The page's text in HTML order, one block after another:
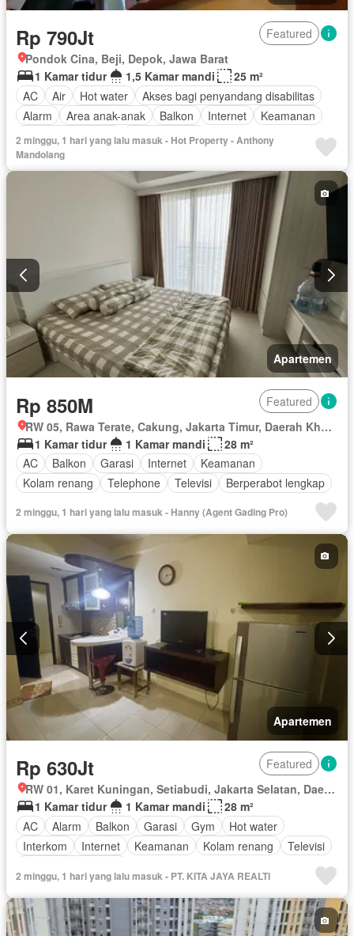
Rp 790Jt
Featured
Pondok Cina, Beji, Depok, Jawa Barat
1 Kamar tidur
1,5 Kamar mandi
25 m²
AC
Air Hot water
Akses bagi penyandang disabilitas
Alarm
Area anak-anak Balkon Internet
Keamanan
Keamanan 24 jam
Kolam renang
Lemari pakaian bawaan
Secure parking
Pemanasan
Pemandangan panorama
Taman
Telephone Televisi Garasi
Wifi
2 minggu, 1 hari yang lalu masuk - Hot Property - Anthony
Mandolang
Apartemen
Rp 850M
Featured
RW 05, Rawa Terate, Cakung, Jakarta Timur, Daerah Khusus Ibukota Jakarta
1 Kamar tidur
1 Kamar mandi
28 m²
AC
Balkon Garasi Internet
Keamanan
Kolam renang
Telephone Televisi Berperabot lengkap
2 minggu, 1 hari yang lalu masuk - Hanny (Agent Gading Pro)
Apartemen
Rp 630Jt
Featured
RW 01, Karet Kuningan, Setiabudi, Jakarta Selatan, Daerah Khusus Ibukota Jakarta
1 Kamar tidur
1 Kamar mandi
28 m²
AC
Alarm Balkon Garasi Gym
Hot water
Interkom
Internet Keamanan Kolam renang
Televisi
2 minggu, 1 hari yang lalu masuk - PT. KITA JAYA REALTI